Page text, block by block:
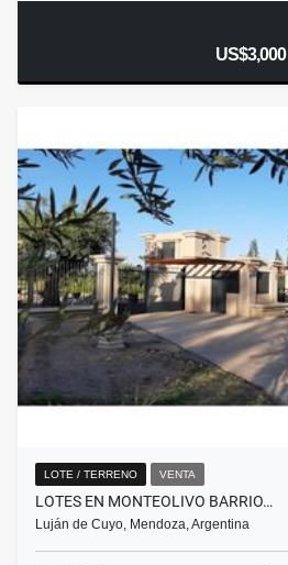
US$3,000
LOTE / TERRENO VENTA
LOTES EN MONTEOLIVO BARRIO…
Luján de Cuyo, Mendoza, Argentina